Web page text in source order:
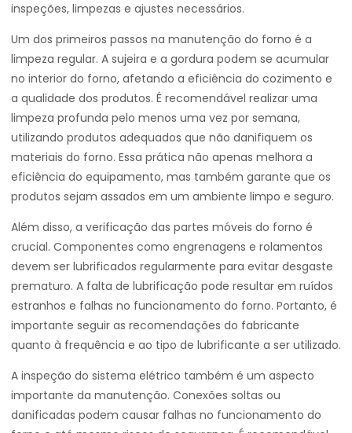
inspeções, limpezas e ajustes necessários.
Um dos primeiros passos na manutenção do forno é a
limpeza regular. A sujeira e a gordura podem se acumular
no interior do forno, afetando a eficiência do cozimento e
a qualidade dos produtos. É recomendável realizar uma
limpeza profunda pelo menos uma vez por semana,
utilizando produtos adequados que não danifiquem os
materiais do forno. Essa prática não apenas melhora a
eficiência do equipamento, mas também garante que os
produtos sejam assados em um ambiente limpo e seguro.
Além disso, a verificação das partes móveis do forno é
crucial. Componentes como engrenagens e rolamentos
devem ser lubrificados regularmente para evitar desgaste
prematuro. A falta de lubrificação pode resultar em ruídos
estranhos e falhas no funcionamento do forno. Portanto, é
importante seguir as recomendações do fabricante
quanto à frequência e ao tipo de lubrificante a ser utilizado.
A inspeção do sistema elétrico também é um aspecto
importante da manutenção. Conexões soltas ou
danificadas podem causar falhas no funcionamento do